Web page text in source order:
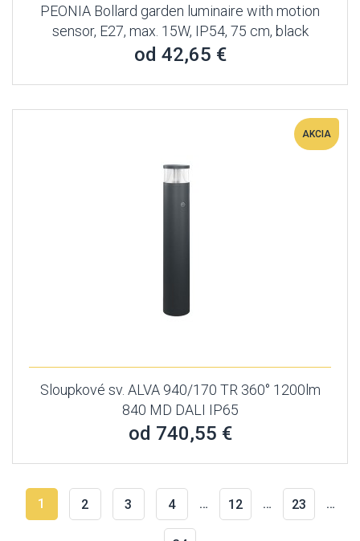
PEONIA Bollard garden luminaire with motion
sensor, E27, max. 15W, IP54, 75 cm, black
od 42,65 €
AKCIA
Sloupkové sv. ALVA 940/170 TR 360° 1200lm
840 MD DALI IP65
od 740,55 €
1 2 3 4 … 12 … 23 …